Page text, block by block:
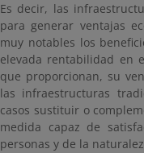
Es decir, las
para generar ventajas
muy notables los
elevada rentabilidad en
que proporcionan, su
las infraestructuras
casos sustituir o
medida capaz de
personas y de la